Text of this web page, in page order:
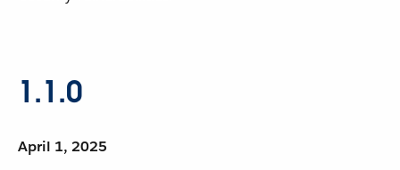
1.1.0
April 1, 2025